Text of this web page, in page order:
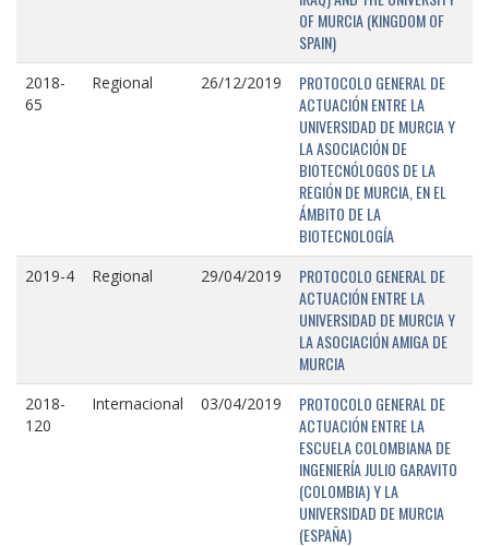
OF MURCIA (KINGDOM OF
SPAIN)
2018-
65
Regional 26/12/2019
PROTOCOLO GENERAL DE
ACTUACIÓN ENTRE LA
UNIVERSIDAD DE MURCIA Y
LA ASOCIACIÓN DE
BIOTECNÓLOGOS DE LA
REGIÓN DE MURCIA, EN EL
ÁMBITO DE LA
BIOTECNOLOGÍA
2019-4 Regional 29/04/2019
PROTOCOLO GENERAL DE
ACTUACIÓN ENTRE LA
UNIVERSIDAD DE MURCIA Y
LA ASOCIACIÓN AMIGA DE
MURCIA
2018-
120
Internacional 03/04/2019
PROTOCOLO GENERAL DE
ACTUACIÓN ENTRE LA
ESCUELA COLOMBIANA DE
INGENIERÍA JULIO GARAVITO
(COLOMBIA) Y LA
UNIVERSIDAD DE MURCIA
(ESPAÑA)